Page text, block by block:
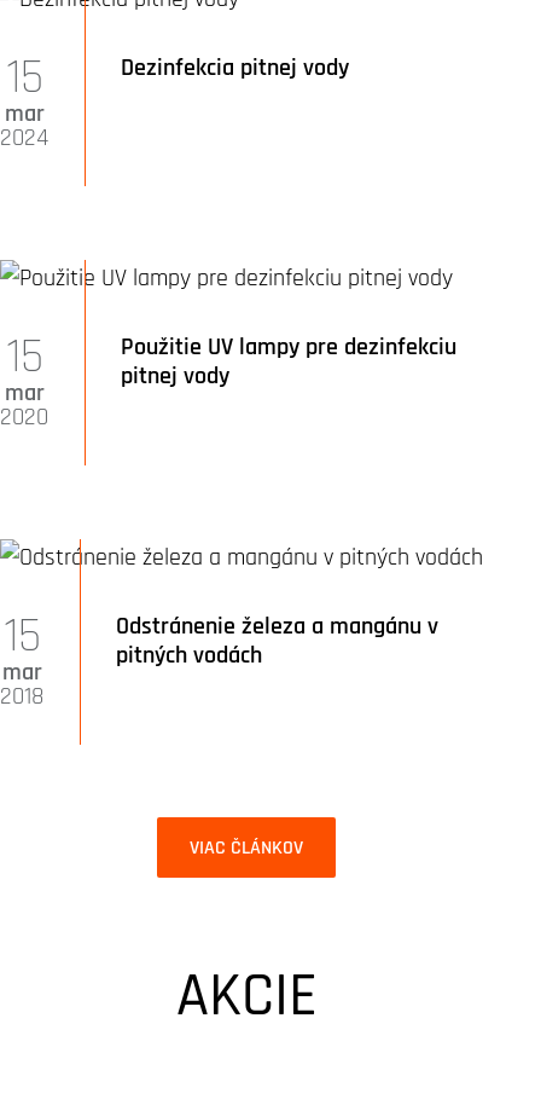
Dezinfekcia pitnej vody
15
mar
2024
Použitie UV lampy pre dezinfekciu
pitnej vody
15
mar
2020
Odstránenie železa a mangánu v
pitných vodách
15
mar
2018
VIAC ČLÁNKOV
AKCIE